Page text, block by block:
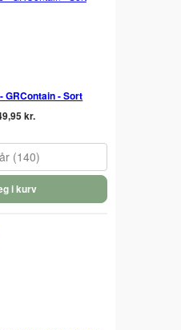
GRContain - Sort
kr.
(140)
i kurv